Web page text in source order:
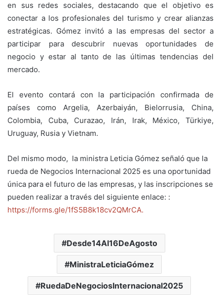
en sus redes sociales, destacando que el objetivo es
conectar a los profesionales del turismo y crear alianzas
estratégicas. Gómez invitó a las empresas del sector a
participar para descubrir nuevas oportunidades de
negocio y estar al tanto de las últimas tendencias del
mercado.
El evento contará con la participación confirmada de
países como Argelia, Azerbaiyán, Bielorrusia, China,
Colombia, Cuba, Curazao, Irán, Irak, México, Türkiye,
Uruguay, Rusia y Vietnam.
Del mismo modo, la ministra Leticia Gómez señaló que la
rueda de Negocios Internacional 2025 es una oportunidad
única para el futuro de las empresas, y las inscripciones se
pueden realizar a través del siguiente enlace: :
https://forms.gle/1fS5B8k18cv2QMrCA.
Desde14Al16DeAgosto
MinistraLeticiaGómez
RuedaDeNegociosInternacional2025